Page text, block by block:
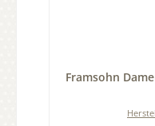
Framsohn